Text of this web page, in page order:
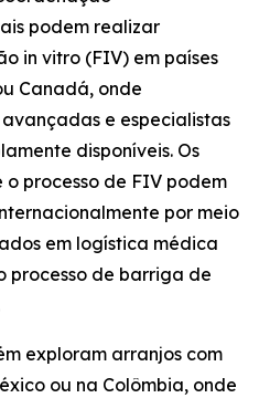
podem realizar
in vitro (FIV) em países
Canadá, onde
e especialistas
disponíveis. Os
processo de FIV podem
por meio
em logística médica
de barriga de
exploram arranjos com
ou na Colômbia, onde